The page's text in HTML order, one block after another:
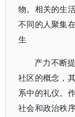
物。相关的生
不同的人聚集
生
产力不断
社区的概念，
系中的礼仪。
社会和政治秩